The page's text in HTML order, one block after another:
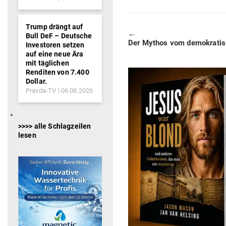
🠔
Previous
Der Mythos vom
Trump drängt auf
Bull DeF – Deutsche
Investoren setzen
auf eine neue Ära
mit täglichen
Renditen von 7.400
Dollar.
Pravda-TV 06.08.2026
>>>> alle Schlagzeilen
lesen